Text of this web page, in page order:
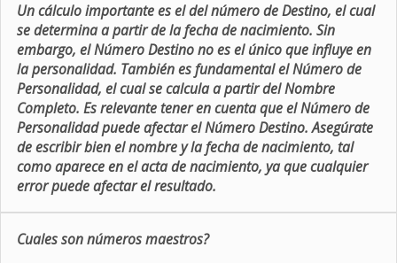
Un cálculo importante es el del número de Destino, el cual
se determina a partir de la fecha de nacimiento. Sin
embargo, el Número Destino no es el único que influye en
la personalidad. También es fundamental el Número de
Personalidad, el cual se calcula a partir del Nombre
Completo. Es relevante tener en cuenta que el Número de
Personalidad puede afectar el Número Destino. Asegúrate
de escribir bien el nombre y la fecha de nacimiento, tal
como aparece en el acta de nacimiento, ya que cualquier
error puede afectar el resultado.
Cuales son números maestros?